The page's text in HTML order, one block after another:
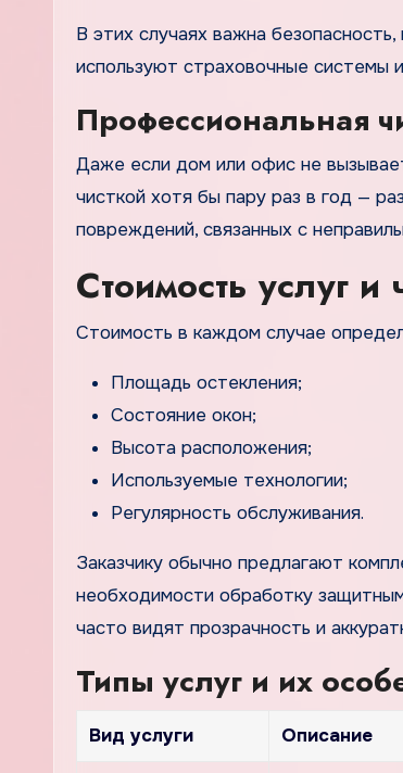
В этих случаях важна
используют страховочные системы
Профессиональная
Даже если дом или офис не
чисткой хотя бы пару раз в год —
повреждений, связанных с
Стоимость услуг и
Стоимость в каждом случае
Площадь остекления;
Состояние окон;
Высота расположения;
Используемые технологии;
Регулярность обслуживания.
Заказчику обычно предлагают
необходимости обработку
часто видят прозрачность и
Типы услуг и их
Вид услуги Описание